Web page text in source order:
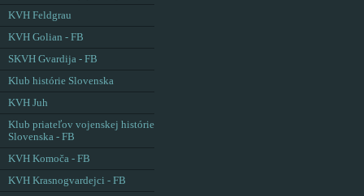
KVH Feldgrau
KVH Golian - FB
SKVH Gvardija - FB
Klub histórie Slovenska
KVH Juh
Klub priateľov vojenskej histórie
Slovenska - FB
KVH Komoča - FB
KVH Krasnogvardejci - FB